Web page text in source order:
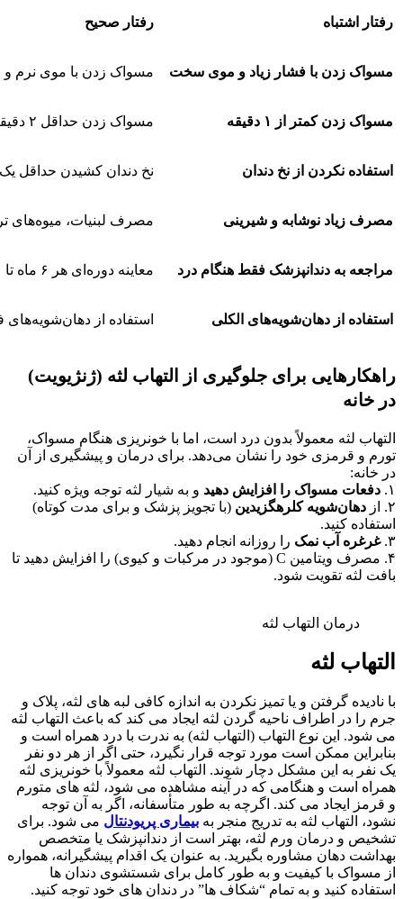
رفتار اشتباه رفتار صحیح
مسواک زدن با فشار زیاد و موی سخت مسواک زدن با موی نرم و
مسواک زدن کمتر از ۱ دقیقه مسواک زدن حداقل ۲ دقیقه، دو بار در روز
استفاده نکردن از نخ دندان نخ دندان کشیدن حداقل یک
مصرف زیاد نوشابه و شیرینی مصرف لبنیات، میوه‌های
مراجعه به دندانپزشک فقط هنگام درد معاینه دوره‌ای هر ۶ ماه تا ۱ سال
استفاده از دهان‌شویه‌های الکلی استفاده از دهان‌شویه‌های
راهکارهایی برای جلوگیری از التهاب لثه (ژنژیویت)
در خانه
التهاب لثه معمولاً بدون درد است، اما با خونریزی هنگام مسواک،
تورم و قرمزی خود را نشان می‌دهد. برای درمان و پیشگیری از آن
در خانه:
۱. دفعات مسواک را افزایش دهید و به شیار لثه توجه ویژه کنید.
۲. از
دهان‌شویه کلرهگزیدین (با تجویز پزشک و برای مدت کوتاه)
استفاده کنید.
۳. غرغره آب نمک را روزانه انجام دهید.
۴. مصرف ویتامین C (موجود در مرکبات و کیوی) را افزایش دهید تا
بافت لثه تقویت شود.
درمان التهاب لثه
التهاب لثه
با نادیده گرفتن و یا تمیز نکردن به اندازه کافی لبه های لثه، پلاک و
جرم را در اطراف ناحیه گردن لثه ایجاد می کند که باعث التهاب لثه
می شود. این نوع التهاب (التهاب لثه) به ندرت با درد همراه است و
بنابراین ممکن است مورد توجه قرار نگیرد، حتی اگر از هر دو نفر
یک نفر به این مشکل دچار شوند. التهاب لثه معمولاً با خونریزی لثه
همراه است و هنگامی که در آینه مشاهده می شود، لثه های متورم
و قرمز ایجاد می کند. اگرچه به طور متأسفانه، اگر به آن توجه
نشود، التهاب لثه به تدریج منجر به بیماری پریودنتال می شود. برای
تشخیص و درمان ورم لثه، بهتر است از دندانپزشک یا متخصص
بهداشت دهان مشاوره بگیرید. به عنوان یک اقدام پیشگیرانه، همواره
از مسواک با کیفیت و به طور کامل برای شستشوی دندان ها
استفاده کنید و به تمام “شکاف ها” در دندان های خود توجه کنید.